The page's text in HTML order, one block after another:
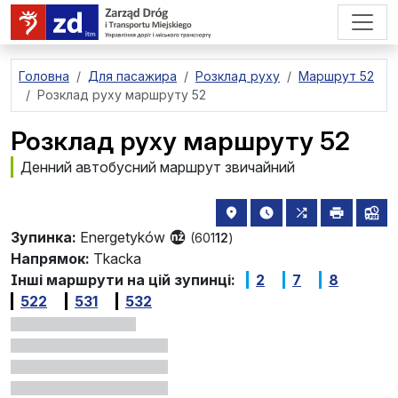
перейти до основного вмісту
Головна Для пасажира Розклад руху
Маршрут 52
Розклад руху маршруту 52
Розклад руху маршруту 52
Денний автобусний маршрут звичайний
Зупинка: Energetyków (60112)
розташування зупинки на
найближчі
всі
Напрямок: Tkacka
Інші маршрути на цій зупинці:
2 7
8
522
531 532